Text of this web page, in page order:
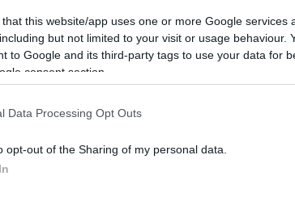
that this website/app uses one or more Google services
but not limited to your visit or usage behaviour.
to Google and its third-party tags to use your data for
consent section.
Data Processing Opt Outs
opt-out of the Sharing of my personal data.
BL döntő rendezése,
alvállalkozóknak